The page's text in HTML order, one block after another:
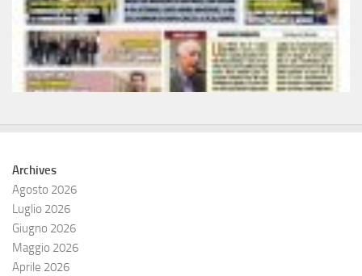
Archives
Agosto 2026
Luglio 2026
Giugno 2026
Maggio 2026
Aprile 2026